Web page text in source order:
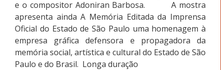
e o compositor Adoniran Barbosa. A mostra
apresenta ainda A Memória Editada da Imprensa
Oficial do Estado de São Paulo uma homenagem à
empresa gráfica defensora e propagadora da
memória social, artística e cultural do Estado de São
Paulo e do Brasil. Longa duração